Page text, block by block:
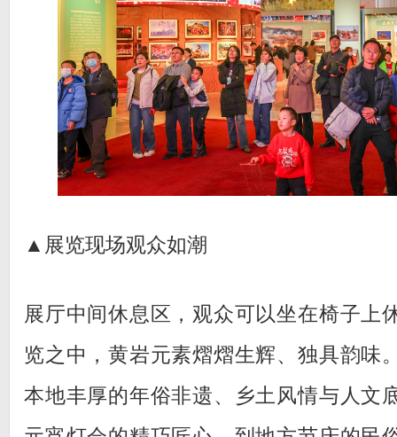
▲展览现场观众如潮
展厅中间休息区，观众可以坐在椅子上
览之中，黄岩元素熠熠生辉、独具韵味
本地丰厚的年俗非遗、乡土风情与人文